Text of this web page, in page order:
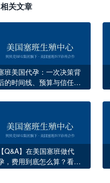
相关文章
班美国代孕：一次决策背
的时间线、预算与信任重
【Q&A】在美国塞班做代
，费用到底怎么算？看完